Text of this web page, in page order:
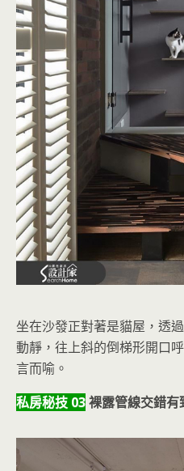
坐在沙發正對著是貓屋，透
動靜，往上斜的倒梯形開口
言而喻。
私房秘技 03裸露管線交錯